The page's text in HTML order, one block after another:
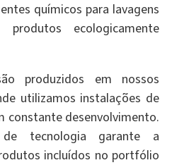
químicos para lavagens
ecologicamente
produzidos em nossos
utilizamos instalações de
constante desenvolvimento.
de tecnologia garante a
incluídos no portfólio